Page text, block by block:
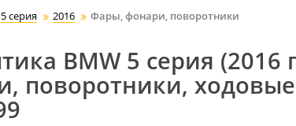
5 серия 2016 Фары, фонари, поворотники
BMW 5 серия (2016
поворотники,